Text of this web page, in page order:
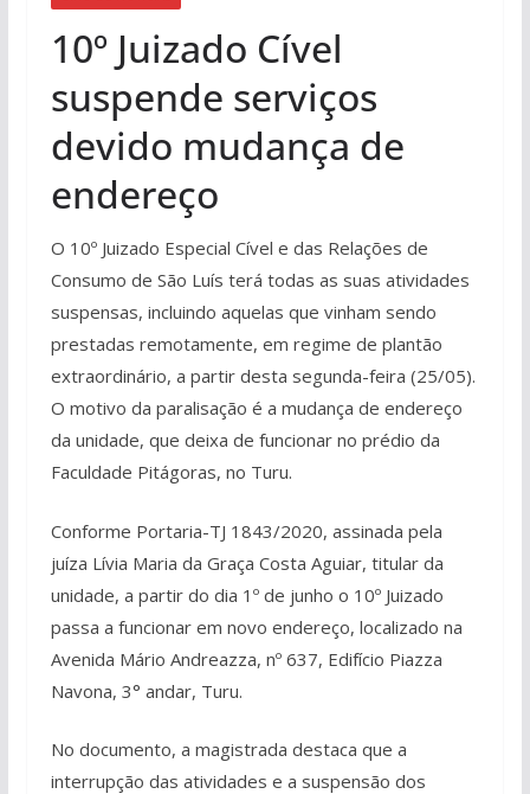
10º Juizado Cível
suspende serviços
devido mudança de
endereço
O 10º Juizado Especial Cível e das Relações de
Consumo de São Luís terá todas as suas atividades
suspensas, incluindo aquelas que vinham sendo
prestadas remotamente, em regime de plantão
extraordinário, a partir desta segunda-feira (25/05).
O motivo da paralisação é a mudança de endereço
da unidade, que deixa de funcionar no prédio da
Faculdade Pitágoras, no Turu.
Conforme Portaria-TJ 1843/2020, assinada pela
juíza Lívia Maria da Graça Costa Aguiar, titular da
unidade, a partir do dia 1º de junho o 10º Juizado
passa a funcionar em novo endereço, localizado na
Avenida Mário Andreazza, nº 637, Edifício Piazza
Navona, 3° andar, Turu.
No documento, a magistrada destaca que a
interrupção das atividades e a suspensão dos